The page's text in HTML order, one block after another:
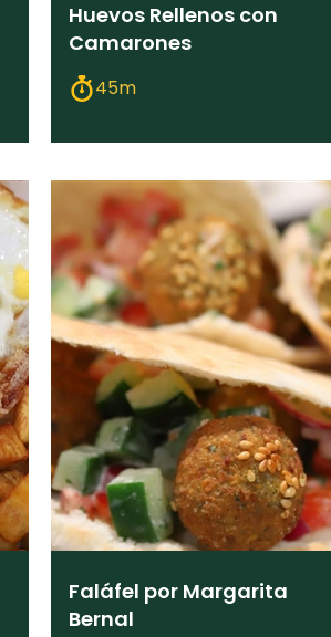
Huevos Rellenos con
Camarones
45m
Faláfel por Margarita
Bernal